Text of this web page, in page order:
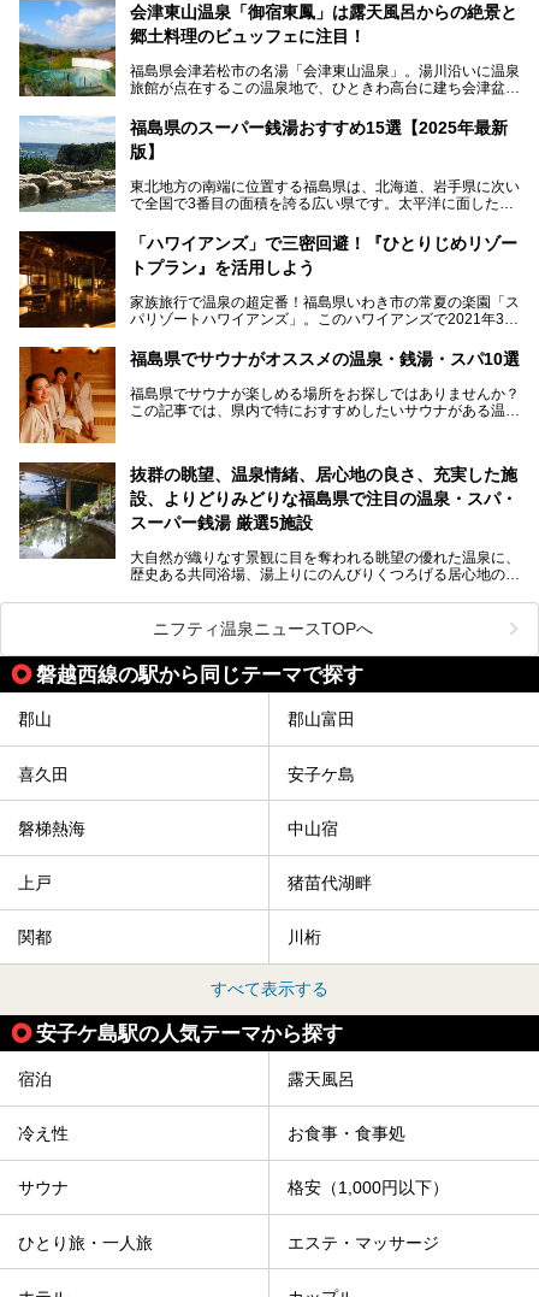
会津東山温泉「御宿東鳳」は露天風呂からの絶景と
郷土料理のビュッフェに注目！
福島県会津若松市の名湯「会津東山温泉」。湯川沿いに温泉
旅館が点在するこの温泉地で、ひときわ高台に建ち会津盆地
ELS & RESORTSの「御宿東鳳」です。
大浴場は「宙の湯」「棚雲の湯」の2つ。いずれも素晴らし
の郷土料理など夕朝食の美味しさも評判。人気のこのお宿の
過ごし方を徹底紹介いたします。
───
提供元：オリックス・ホテルマネジメント株式会社【PR】
この記事は会津東山温泉 御宿東鳳のPR記事です。
福島県のスーパー銭湯おすすめ15選【2025年最新
版】
東北地方の南端に位置する福島県は、北海道、岩手県に次い
で全国で3番目の面積を誇る広い県です。太平洋に面した
る「中通り」、磐梯山や猪苗代湖、五色沼、尾瀬湿原などが
ある「会津地方」まで、変化に富んだ自然を楽しめるのが魅
力です。
も良好で、首都圏からの週末旅行先としても人気の福島県。
そんな福島県でチェックしておきたい、評判のスーパー銭湯
「ハワイアンズ」で三密回避！『ひとりじめリゾー
トプラン』を活用しよう
家族旅行で温泉の超定番！福島県いわき市の常夏の楽園「ス
パリゾートハワイアンズ」。このハワイアンズで2021年3月
く温泉編」をスタートしました。
子供と一緒に安心して温泉に行きたい、そんな方にお役立ち
のこのプランをはじめとして、ハワイアンズの「ひとりじめ
リゾートプラン」の魅力をご紹介します。
福島県でサウナがオススメの温泉・銭湯・スパ10選
福島県でサウナが楽しめる場所をお探しではありませんか？
この記事では、県内で特におすすめしたいサウナがある温泉
「最近疲れが溜まってる。リフレッシュできる場所ないか
な？」
そんな方は、ぜひサウナに足を運んでみてくださいね。
抜群の眺望、温泉情緒、居心地の良さ、充実した施
設、よりどりみどりな福島県で注目の温泉・スパ・
スーパー銭湯 厳選5施設
大自然が織りなす景観に目を奪われる眺望の優れた温泉に、
歴史ある共同浴場、湯上りにのんびりくつろげる居心地のい
スーパー銭湯など、多種多様な温浴施設が割拠する福島県。
今回は、そんな福島県にある温浴施設のなかから、筆者が
「一度訪ねてみたい」と気になっている魅力的な施設を5件
ピックアップして紹介します。
※2021/07/21時点の情報です。
ニフティ温泉ニュースTOPへ
磐越西線の駅から同じテーマで探す
郡山 郡山富田
喜久田 安子ケ島
磐梯熱海 中山宿
上戸 猪苗代湖畔
関都 川桁
すべて表示する
安子ケ島駅の人気テーマから探す
宿泊 露天風呂
冷え性 お食事・食事処
サウナ 格安（1,000円以下）
ひとり旅・一人旅 エステ・マッサージ